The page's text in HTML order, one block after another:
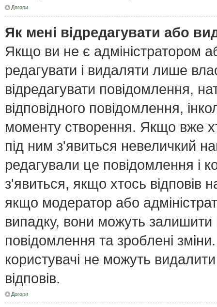
Догори
Як мені відредагувати або
Якщо ви не є адміністратором
редагувати і видаляти лише
відредагувати повідомлення,
відповідного повідомлення,
моменту створення. Якщо вже
під ним з'явиться невеличкий
редагували це повідомлення і
з'явиться, якщо хтось відповів
якщо модератор або
випадку, вони можуть
повідомлення та зроблені
користувачі не можуть
відповів.
Догори